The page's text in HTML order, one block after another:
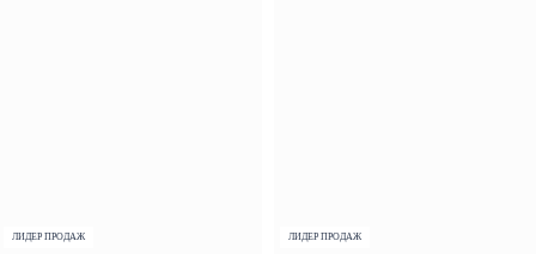
ЛИДЕР ПРОДАЖ ЛИДЕР ПРОДАЖ